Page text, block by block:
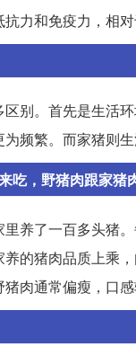
力和免疫力，相
别。首先是生活
频繁。而家猪则
吃，野猪肉跟家猪
养了一百多头猪
的猪肉品质上乘
肉通常偏瘦，口